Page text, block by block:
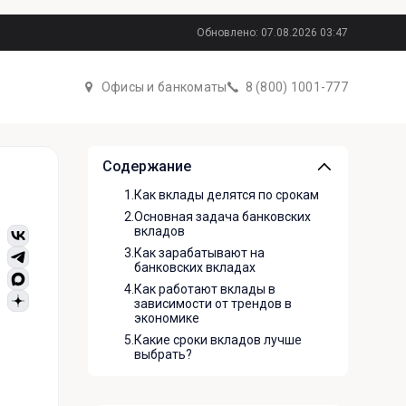
Обновлено: 07.08.2026 03:47
Офисы и банкоматы 8 (800) 1001-777
Содержание
1. Как вклады делятся по срокам
2. Основная задача банковских
вкладов
3. Как зарабатывают на
банковских вкладах
4. Как работают вклады в
зависимости от трендов в
экономике
5. Какие сроки вкладов лучше
выбрать?